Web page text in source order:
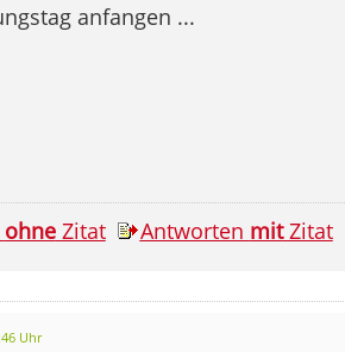
anfangen ...
ohneZitat Antworten mitZitat
Uhr